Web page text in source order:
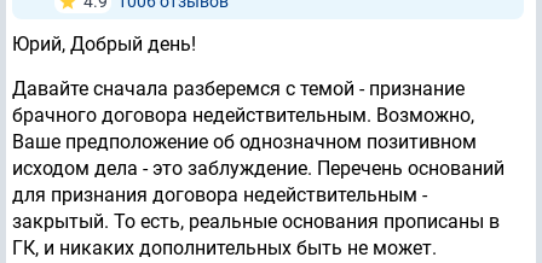
Юрий, Добрый день!
Давайте сначала разберемся с темой - признание
брачного договора недействительным. Возможно,
Ваше предположение об однозначном позитивном
исходом дела - это заблуждение. Перечень оснований
для признания договора недействительным -
закрытый. То есть, реальные основания прописаны в
ГК, и никаких дополнительных быть не может.